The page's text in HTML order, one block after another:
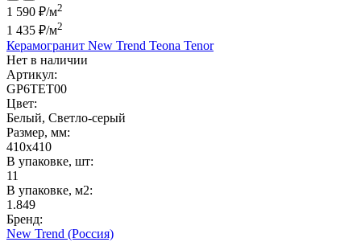
1 590 ₽/м2
1 435 ₽/м2
Керамогранит New Trend Teona Tenor
Нет в наличии
Артикул:
GP6TET00
Цвет:
Белый, Светло-серый
Размер, мм:
410x410
В упаковке, шт:
11
В упаковке, м2:
1.849
Бренд:
New Trend (Россия)